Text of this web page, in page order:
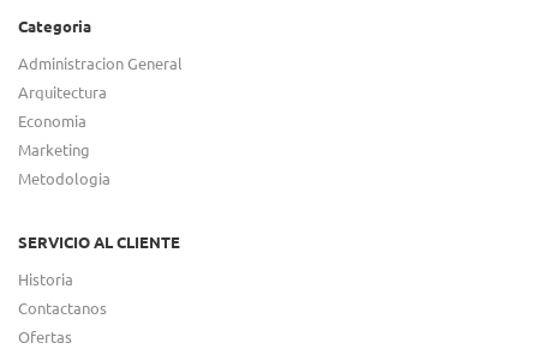
Categoria
Administracion General
Arquitectura
Economia
Marketing
Metodologia
SERVICIO AL CLIENTE
Historia
Contactanos
Ofertas